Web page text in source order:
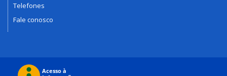
Telefones
Fale conosco